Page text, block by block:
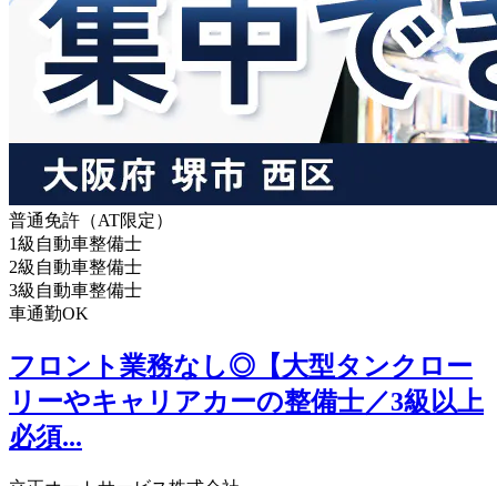
普通免許（AT限定）
1級自動車整備士
2級自動車整備士
3級自動車整備士
車通勤OK
フロント業務なし◎【大型タンクロー
リーやキャリアカーの整備士／3級以上
必須...